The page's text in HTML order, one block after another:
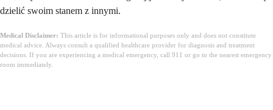
dzielić swoim stanem z innymi.
Medical Disclaimer: This article is for informational purposes only and does not constitute
medical advice. Always consult a qualified healthcare provider for diagnosis and treatment
decisions. If you are experiencing a medical emergency, call 911 or go to the nearest emergency
room immediately.